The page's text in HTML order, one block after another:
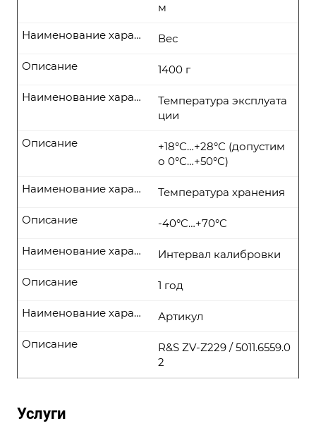
м
Вес
Наименование характеристики
1400 г
Описание
Температура эксплуата
ции
Наименование характеристики
+18°C…+28°C (допустим
о 0°C…+50°C)
Описание
Температура хранения
Наименование характеристики
-40°C…+70°C
Описание
Интервал калибровки
Наименование характеристики
1 год
Описание
Артикул
Наименование характеристики
R&S ZV-Z229 / 5011.6559.0
2
Описание
Услуги